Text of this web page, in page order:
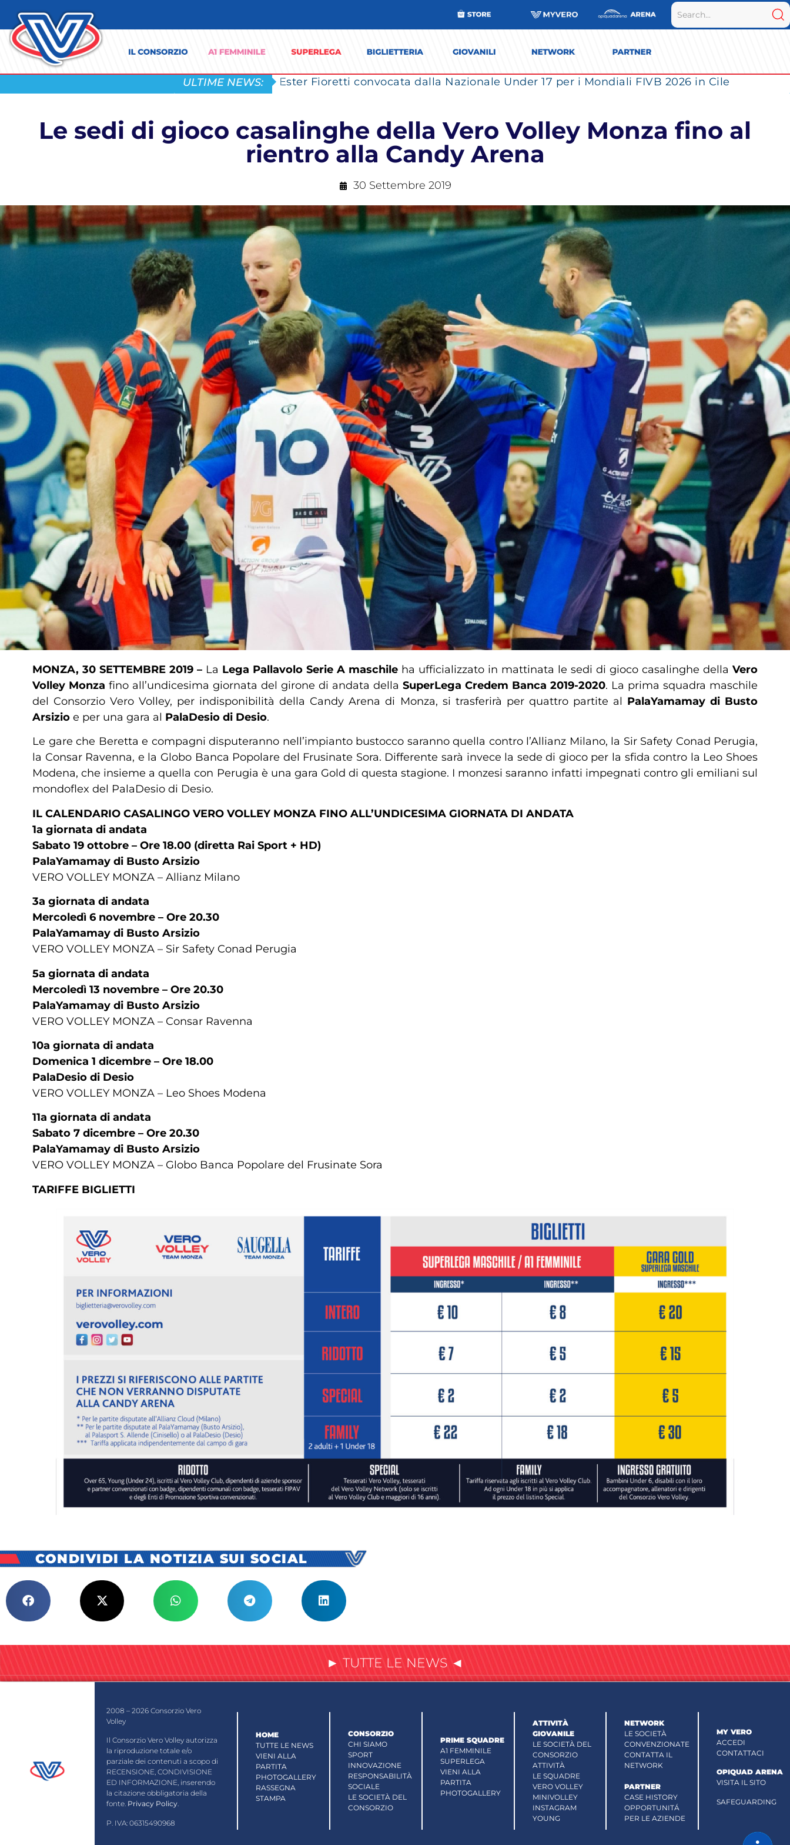
ULTIME NEWS: Ester Fioretti convocata dalla Nazionale Under 17 per i Mondiali FIVB 2026 in Cile
Le sedi di gioco casalinghe della Vero Volley Monza fino al
rientro alla Candy Arena
30 Settembre 2019
MONZA, 30 SETTEMBRE 2019 – La Lega Pallavolo Serie A maschile ha ufficializzato in mattinata le sedi di gioco casalinghe della Vero
Volley Monza fino all’undicesima giornata del girone di andata della SuperLega Credem Banca 2019-2020. La prima squadra maschile
del Consorzio Vero Volley, per indisponibilità della Candy Arena di Monza, si trasferirà per quattro partite al PalaYamamay di Busto
Arsizio e per una gara al PalaDesio di Desio.
Le gare che Beretta e compagni disputeranno nell’impianto bustocco saranno quella contro l’Allianz Milano, la Sir Safety Conad Perugia,
la Consar Ravenna, e la Globo Banca Popolare del Frusinate Sora. Differente sarà invece la sede di gioco per la sfida contro la Leo Shoes
Modena, che insieme a quella con Perugia è una gara Gold di questa stagione. I monzesi saranno infatti impegnati contro gli emiliani sul
mondoflex del PalaDesio di Desio.
IL CALENDARIO CASALINGO VERO VOLLEY MONZA FINO ALL’UNDICESIMA GIORNATA DI ANDATA
1a giornata di andata
Sabato 19 ottobre – Ore 18.00 (diretta Rai Sport + HD)
PalaYamamay di Busto Arsizio
VERO VOLLEY MONZA – Allianz Milano
3a giornata di andata
Mercoledì 6 novembre – Ore 20.30
PalaYamamay di Busto Arsizio
VERO VOLLEY MONZA – Sir Safety Conad Perugia
5a giornata di andata
Mercoledì 13 novembre – Ore 20.30
PalaYamamay di Busto Arsizio
VERO VOLLEY MONZA – Consar Ravenna
10a giornata di andata
Domenica 1 dicembre – Ore 18.00
PalaDesio di Desio
VERO VOLLEY MONZA – Leo Shoes Modena
11a giornata di andata
Sabato 7 dicembre – Ore 20.30
PalaYamamay di Busto Arsizio
VERO VOLLEY MONZA – Globo Banca Popolare del Frusinate Sora
TARIFFE BIGLIETTI
CONDIVIDI LA NOTIZIA SUI SOCIAL
► TUTTE LE NEWS ◄
2008 – 2026 Consorzio Vero
Volley
Il Consorzio Vero Volley autorizza
la riproduzione totale e/o
parziale dei contenuti a scopo di
RECENSIONE, CONDIVISIONE
ED INFORMAZIONE, inserendo
la citazione obbligatoria della
fonte. Privacy Policy.
P. IVA: 06315490968
HOME
TUTTE LE NEWS
VIENI ALLA
PARTITA
PHOTOGALLERY
RASSEGNA
STAMPA
CONSORZIO
CHI SIAMO
SPORT
INNOVAZIONE
RESPONSABILITÀ
SOCIALE
LE SOCIETÀ DEL
CONSORZIO
PRIME SQUADRE
A1 FEMMINILE
SUPERLEGA
VIENI ALLA
PARTITA
PHOTOGALLERY
ATTIVITÀ
GIOVANILE
LE SOCIETÀ DEL
CONSORZIO
ATTIVITÀ
LE SQUADRE
VERO VOLLEY
MINIVOLLEY
INSTAGRAM
YOUNG
NETWORK
LE SOCIETÀ
CONVENZIONATE
CONTATTA IL
NETWORK
PARTNER
CASE HISTORY
OPPORTUNITÁ
PER LE AZIENDE
MY VERO
ACCEDI
CONTATTACI
OPIQUAD ARENA
VISITA IL SITO
SAFEGUARDING